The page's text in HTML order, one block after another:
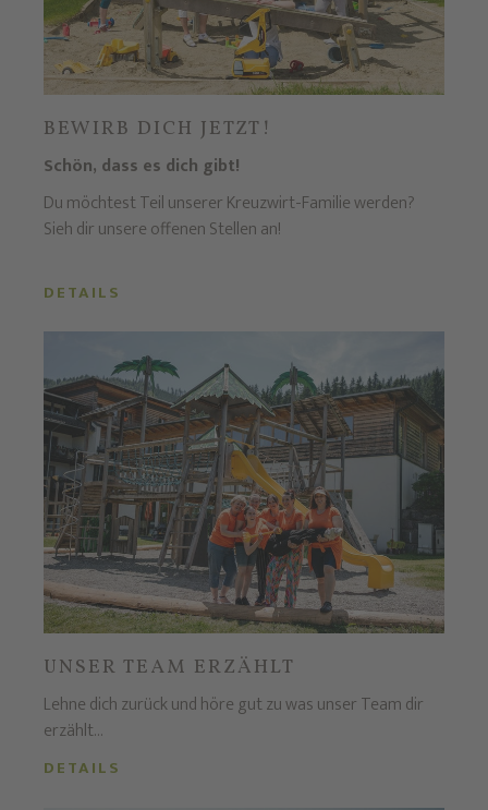
BEWIRB DICH JETZT!
Schön, dass es dich gibt!
Du möchtest Teil unserer Kreuzwirt-Familie werden?
Sieh dir unsere offenen Stellen an!
DETAILS
UNSER TEAM ERZÄHLT
Lehne dich zurück und höre gut zu was unser Team dir
erzählt...
DETAILS